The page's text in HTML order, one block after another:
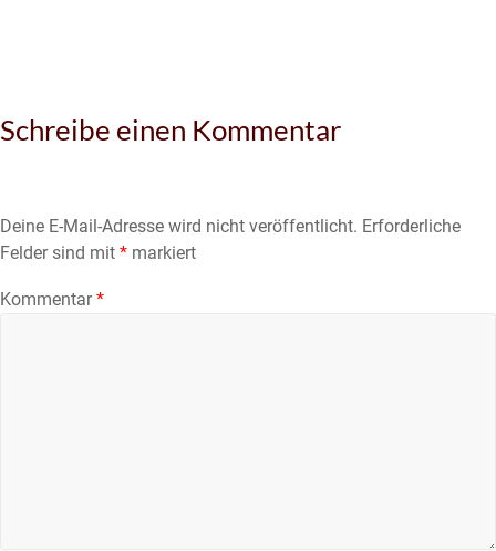
Schreibe einen Kommentar
Deine E-Mail-Adresse wird nicht veröffentlicht. Erforderliche
Felder sind mit * markiert
Kommentar*